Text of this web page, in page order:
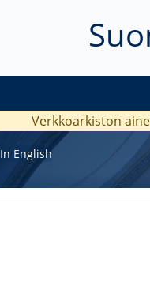
Verkkoarkiston
In English